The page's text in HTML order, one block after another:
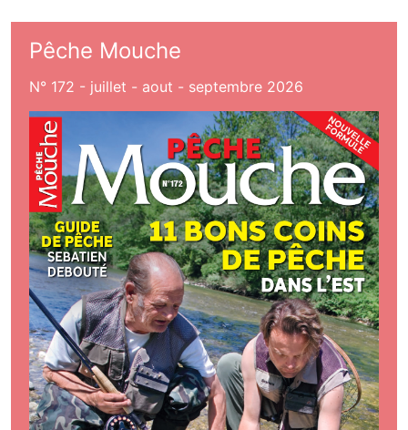
Pêche Mouche
N° 172 - juillet - aout - septembre 2026